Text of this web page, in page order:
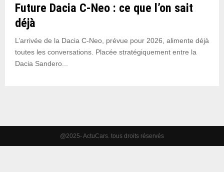
Future Dacia C-Neo : ce que l’on sait
déjà
L’arrivée de la Dacia C-Neo, prévue pour 2026, alimente déjà
toutes les conversations. Placée stratégiquement entre la
Dacia Sandero...
@2025- ActuCars. tous droits réservés